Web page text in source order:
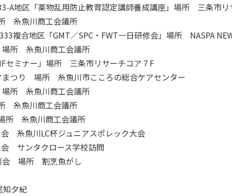
A地区「薬物乱用防止教育認定講師養成講座」場所 三条市リ
糸魚川商工会議所
複合地区「GMT／SPC・FWT一日研修会」場所 NASPA
所 糸魚川商工会議所
セミナー」場所 三条市リサーチコア７F
まつり 場所 糸魚川市こころの総合ケアセンター
所 糸魚川商工会議所
糸魚川商工会議所
所 糸魚川商工会議所
糸魚川LC杯ジュニアスポレック大会
サンタクロース学校訪問
会 場所 割烹魚がし
知夕紀